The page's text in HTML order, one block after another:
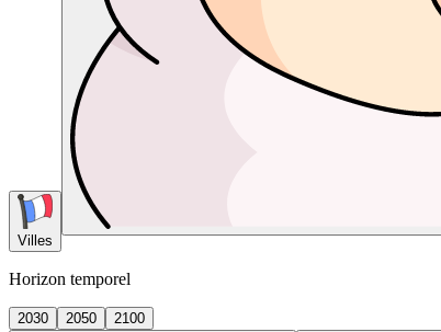
Villes
Horizon temporel
2030 2050
2100